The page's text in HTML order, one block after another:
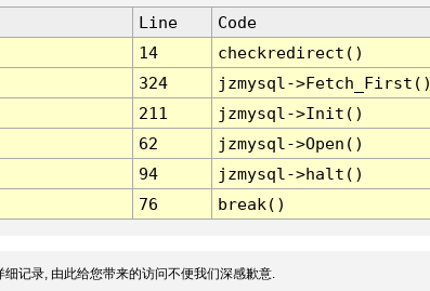
Line
Code
14
checkredirect()
324
jzmysql-
211
jzmysql->Init()
62
jzmysql->Open()
94
jzmysql->halt()
76 break()
记录, 由此给您带来的访问不便我们深感歉意.